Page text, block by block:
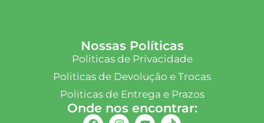
Nossas Políticas
Politicas de Privacidade
Politicas de Devolução e Trocas
Politicas de Entrega e Prazos
Onde nos encontrar: